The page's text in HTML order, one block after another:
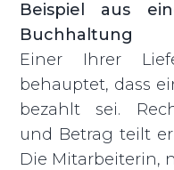
Beispiel aus
Buchhaltung
Einer Ihrer
behauptet, dass
bezahlt sei.
und Betrag teilt
Die Mitarbeiterin,